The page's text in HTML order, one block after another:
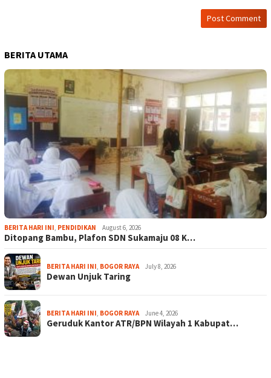
BERITA UTAMA
BERITA HARI INI, PENDIDIKAN August 6, 2026
Ditopang Bambu, Plafon SDN Sukamaju 08 K…
BERITA HARI INI, BOGOR RAYA July 8, 2026
Dewan Unjuk Taring
BERITA HARI INI, BOGOR RAYA June 4, 2026
Geruduk Kantor ATR/BPN Wilayah 1 Kabupat…